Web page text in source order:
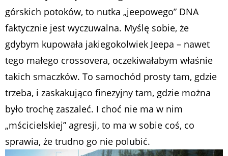
górskich potoków, to nutka „jeepowego” DNA
faktycznie jest wyczuwalna. Myślę sobie, że
gdybym kupowała jakiegokolwiek Jeepa – nawet
tego małego crossovera, oczekiwałabym właśnie
takich smaczków. To samochód prosty tam, gdzie
trzeba, i zaskakująco finezyjny tam, gdzie można
było trochę zaszaleć. I choć nie ma w nim
„mścicielskiej” agresji, to ma w sobie coś, co
sprawia, że trudno go nie polubić.